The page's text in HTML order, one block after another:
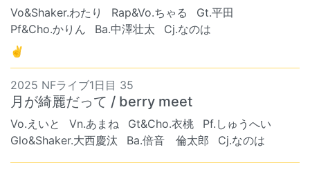
Vo&Shaker.わたり Rap&Vo.ちゃる
Gt.平田
Pf&Cho.かりん
Ba.中澤壮太
Cj.なのは
✌
2025 NFライブ1日目 35
月が綺麗だって / berry meet
Vo.えいと Vn.あまね Gt&Cho.衣桃
Pf.しゅうへい
Glo&Shaker.大西慶汰
Ba.倍音 倫太郎 Cj.なのは